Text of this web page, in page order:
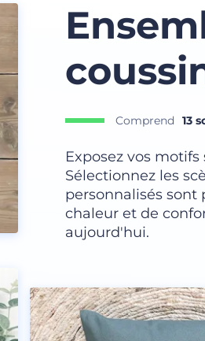
Comprend 13
Exposez vos
Sélectionnez les
personnalisés sont
chaleur et de
aujourd'hui.